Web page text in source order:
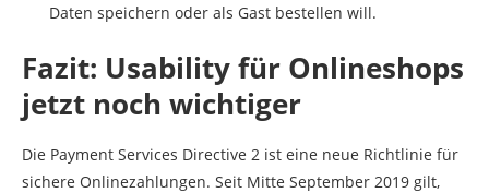
Daten speichern oder als Gast bestellen will.
Fazit: Usability für Onlineshops
jetzt noch wichtiger
Die Payment Services Directive 2 ist eine neue Richtlinie für
sichere Onlinezahlungen. Seit Mitte September 2019 gilt,